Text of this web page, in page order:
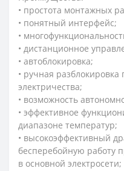
• простота монтажных
• понятный интерфейс;
•
• дистанционное
• автоблокировка;
• ручная
электричества;
• возможность
• эффективное
диапазоне температур;
• высокоэффективный
бесперебойную работу
в основной электросети;